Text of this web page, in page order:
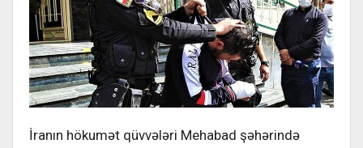
İranın hökumət qüvvələri Mehabad şəhərində